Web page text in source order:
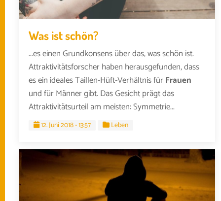
Was ist schön?
...es einen Grundkonsens über das, was schön ist.
Attraktivitätsforscher haben herausgefunden, dass
es ein ideales Taillen-Hüft-Verhältnis fürFrauen
und für Männer gibt. Das Gesicht prägt das
Attraktivitätsurteil am meisten: Symmetrie...
12. Juni 2018 - 13:57 Leben